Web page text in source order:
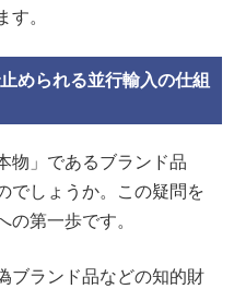
。
められる並行輸入の仕組
物」であるブランド品
でしょうか。この疑問を
第一歩です。
ブランド品などの知的財